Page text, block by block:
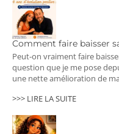
Comment faire baisser
Peut-on vraiment faire
question que je me pose
une nette amélioration de
>>> LIRE LA SUITE